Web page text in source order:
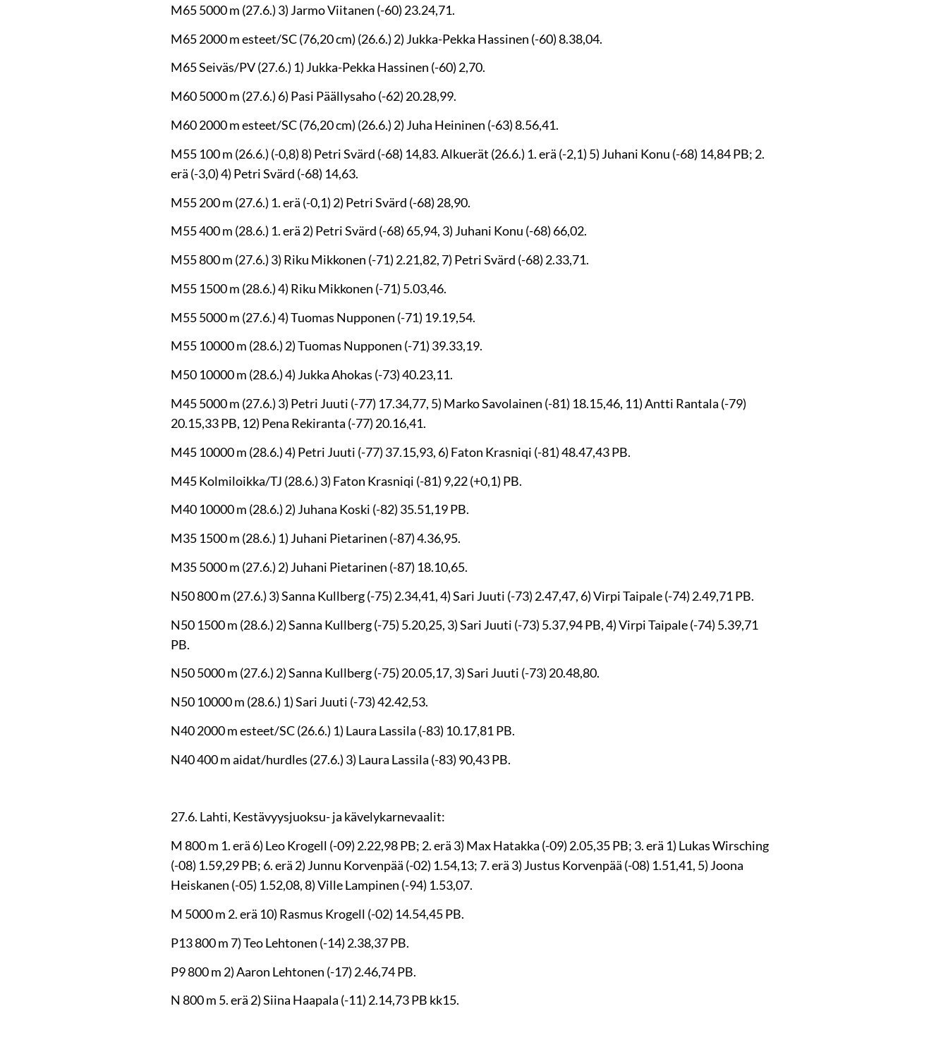
M65 5000 m (27.6.) 3) Jarmo Viitanen (-60) 23.24,71.
M65 2000 m esteet/SC (76,20 cm) (26.6.) 2) Jukka-Pekka Hassinen (-60) 8.38,04.
M65 Seiväs/PV (27.6.) 1) Jukka-Pekka Hassinen (-60) 2,70.
M60 5000 m (27.6.) 6) Pasi Päällysaho (-62) 20.28,99.
M60 2000 m esteet/SC (76,20 cm) (26.6.) 2) Juha Heininen (-63) 8.56,41.
M55 100 m (26.6.) (-0,8) 8) Petri Svärd (-68) 14,83. Alkuerät (26.6.) 1. erä (-2,1) 5) Juhani Konu (-68) 14,84 PB; 2.
erä (-3,0) 4) Petri Svärd (-68) 14,63.
M55 200 m (27.6.) 1. erä (-0,1) 2) Petri Svärd (-68) 28,90.
M55 400 m (28.6.) 1. erä 2) Petri Svärd (-68) 65,94, 3) Juhani Konu (-68) 66,02.
M55 800 m (27.6.) 3) Riku Mikkonen (-71) 2.21,82, 7) Petri Svärd (-68) 2.33,71.
M55 1500 m (28.6.) 4) Riku Mikkonen (-71) 5.03,46.
M55 5000 m (27.6.) 4) Tuomas Nupponen (-71) 19.19,54.
M55 10000 m (28.6.) 2) Tuomas Nupponen (-71) 39.33,19.
M50 10000 m (28.6.) 4) Jukka Ahokas (-73) 40.23,11.
M45 5000 m (27.6.) 3) Petri Juuti (-77) 17.34,77, 5) Marko Savolainen (-81) 18.15,46, 11) Antti Rantala (-79)
20.15,33 PB, 12) Pena Rekiranta (-77) 20.16,41.
M45 10000 m (28.6.) 4) Petri Juuti (-77) 37.15,93, 6) Faton Krasniqi (-81) 48.47,43 PB.
M45 Kolmiloikka/TJ (28.6.) 3) Faton Krasniqi (-81) 9,22 (+0,1) PB.
M40 10000 m (28.6.) 2) Juhana Koski (-82) 35.51,19 PB.
M35 1500 m (28.6.) 1) Juhani Pietarinen (-87) 4.36,95.
M35 5000 m (27.6.) 2) Juhani Pietarinen (-87) 18.10,65.
N50 800 m (27.6.) 3) Sanna Kullberg (-75) 2.34,41, 4) Sari Juuti (-73) 2.47,47, 6) Virpi Taipale (-74) 2.49,71 PB.
N50 1500 m (28.6.) 2) Sanna Kullberg (-75) 5.20,25, 3) Sari Juuti (-73) 5.37,94 PB, 4) Virpi Taipale (-74) 5.39,71
PB.
N50 5000 m (27.6.) 2) Sanna Kullberg (-75) 20.05,17, 3) Sari Juuti (-73) 20.48,80.
N50 10000 m (28.6.) 1) Sari Juuti (-73) 42.42,53.
N40 2000 m esteet/SC (26.6.) 1) Laura Lassila (-83) 10.17,81 PB.
N40 400 m aidat/hurdles (27.6.) 3) Laura Lassila (-83) 90,43 PB.
27.6. Lahti, Kestävyysjuoksu- ja kävelykarnevaalit:
M 800 m 1. erä 6) Leo Krogell (-09) 2.22,98 PB; 2. erä 3) Max Hatakka (-09) 2.05,35 PB; 3. erä 1) Lukas Wirsching
(-08) 1.59,29 PB; 6. erä 2) Junnu Korvenpää (-02) 1.54,13; 7. erä 3) Justus Korvenpää (-08) 1.51,41, 5) Joona
Heiskanen (-05) 1.52,08, 8) Ville Lampinen (-94) 1.53,07.
M 5000 m 2. erä 10) Rasmus Krogell (-02) 14.54,45 PB.
P13 800 m 7) Teo Lehtonen (-14) 2.38,37 PB.
P9 800 m 2) Aaron Lehtonen (-17) 2.46,74 PB.
N 800 m 5. erä 2) Siina Haapala (-11) 2.14,73 PB kk15.